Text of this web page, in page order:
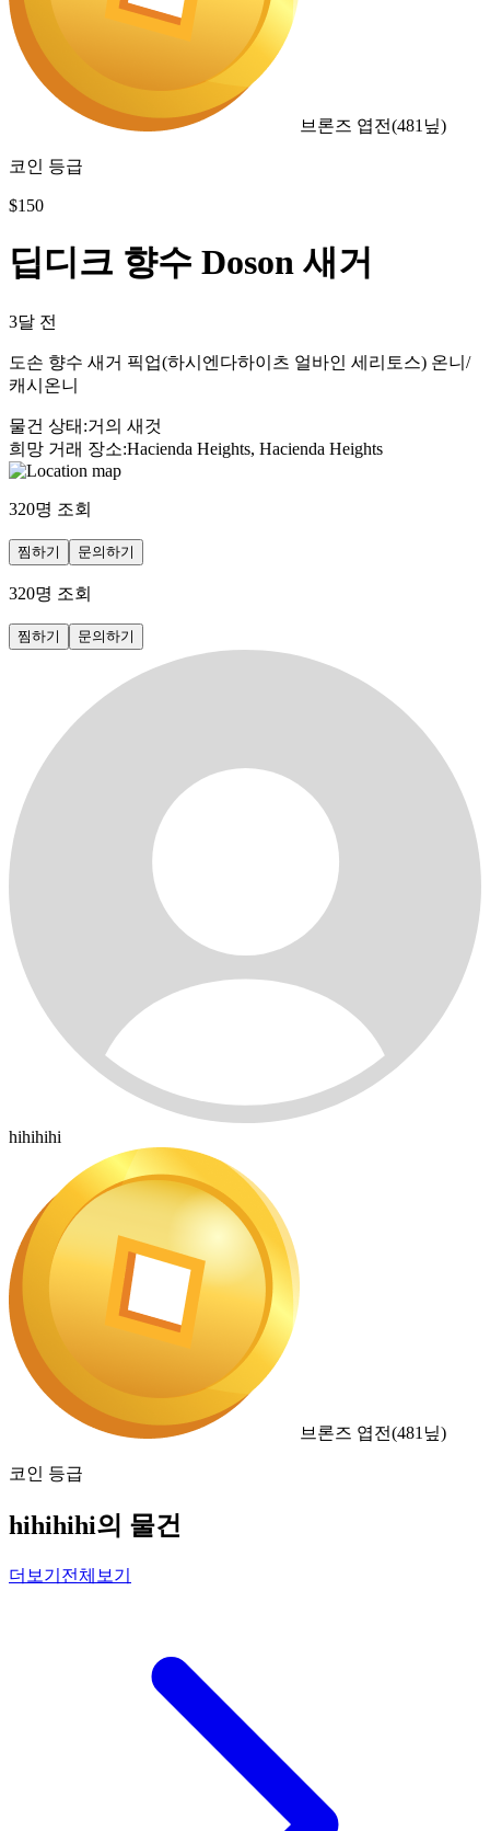
브론즈 엽전(481 닢)
코인 등급
$150
딥디크 향수 Doson 새거
3달 전
도손 향수 새거 픽업(하시엔다하이츠 얼바인 세리토스) 온니/
캐시온니
물건 상태 :거의 새것
희망 거래 장소:Hacienda Heights, Hacienda Heights
320명 조회
찜하기 문의하기
320명 조회
찜하기 문의하기
hihihihi
브론즈 엽전(481 닢)
코인 등급
hihihihi의 물건
더보기 전체보기